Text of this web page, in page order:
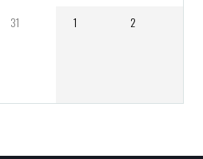
31 1 2